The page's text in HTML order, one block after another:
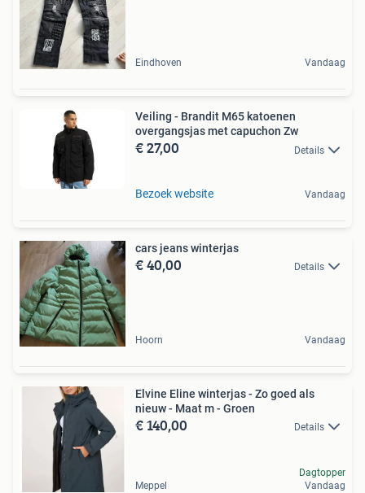
Eindhoven Vandaag
Veiling - Brandit M65 katoenen
overgangsjas met capuchon Zw
€ 27,00 Details
Bezoek website Vandaag
cars jeans winterjas
€ 40,00 Details
Hoorn Vandaag
Elvine Eline winterjas - Zo goed als
nieuw - Maat m - Groen
€ 140,00 Details
Meppel
Dagtopper
Vandaag